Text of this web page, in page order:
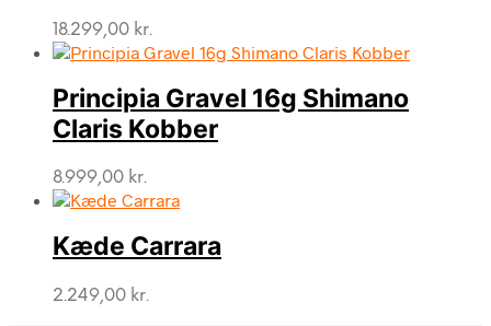
18.299,00 kr.
Principia Gravel 16g Shimano
Claris Kobber
8.999,00 kr.
Kæde Carrara
2.249,00 kr.